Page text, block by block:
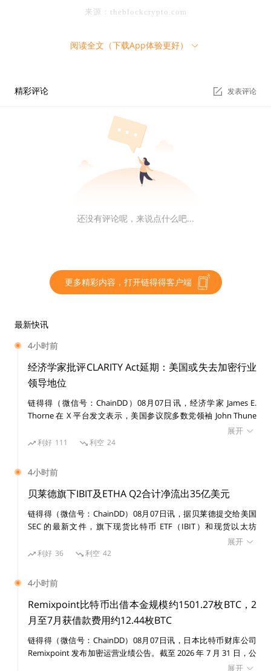
来源： theblockcrypto.com
我们可以把Maker DAO简单理解成一家去中心化的银行，
它可以发行自己的稳定币——Dai，Dai与美元1:1锚定。
投资者张三全款买了房后，遇到了真爱打算结婚，却没有钱
简单，Maker DAO不需要查张三的信用记录，甚至也根本不
知道他是张三
押区块链资产，假设张三有价值15万美元的ETH，全部通过
智能合约抵押给了Maker DAO，Maker DAO会给张三最多1
0万个Dai（价值10万美元），因为Maker DAO规定抵押物的
价值至少是贷款额的1.5倍。有了Dai，张三可以兑换成法定
等张三以后有钱了，可以在市场上买入Dai，还给Maker DA
原先价值15万美元的ETH也缩水了，已经低于贷款额的1.5
倍，Maker DAO就会强制卖出张三的ETH用来偿还他的贷
款，保证Maker DAO自己“不会破产”。
03
阅读全文（下载App体验更好）
精彩评论 发表评论
还没有评论呢，来说点什么吧...
更多精彩内容，打开链得得客户端
最新快讯
4小时前
经济学家批评CLARITY Act延期：美国或失去加密行业
领导地位
链得得（微信号：ChainDD）08月07日讯，经济学家 James E.
Thorne 在 X 平台发文表示，美国参议院多数党领袖 John Thune
将《CLARITY Act》投票推迟至 9 月，意味着反对创新的进步派阵
营再次占了上风。 Thorne 认为，推迟释放出的信号是维护现有利
要。法案继续拖延，执法则填补本应由法律覆盖的空白，最终结果
可能是美国无法在加密行业中取得领导地位。创新将流向海外，而
全球其他地区在更清晰的监管制度下继续推进，美国自己的创新体
展开
利好 111 利空 24
4小时前
贝莱德旗下IBIT及ETHA Q2合计净流出35亿美元
链得得（微信号：ChainDD）08月07日讯，据贝莱德提交给美国
SEC 的最新文件，旗下现货比特币 ETF（IBIT）和现货以太坊
ETF（ETHA）2026 年第二季度合计录得约 35 亿美元资本份额净流
出，而上年同期为 139 亿美元净流入，同比出现约 174 亿美元反
亿美元。此外，IBIT 第二季度共有 106,148 枚 BTC、ETHA 共有
770,839 枚 ETH 被用于 ETF 份额赎回。
展开
利好 36 利空 42
4小时前
Remixpoint比特币出借本金规模约1501.27枚BTC，2
月至7月获借款费用约12.44枚BTC
链得得（微信号：ChainDD）08月07日讯，日本比特币财库公司
Remixpoint 发布加密运营业绩公告。截至 2026 年 7 月 31 日，公
司比特币出借本金规模约 1501.27 枚 BTC，2 月至 7 月期间累计获
展开